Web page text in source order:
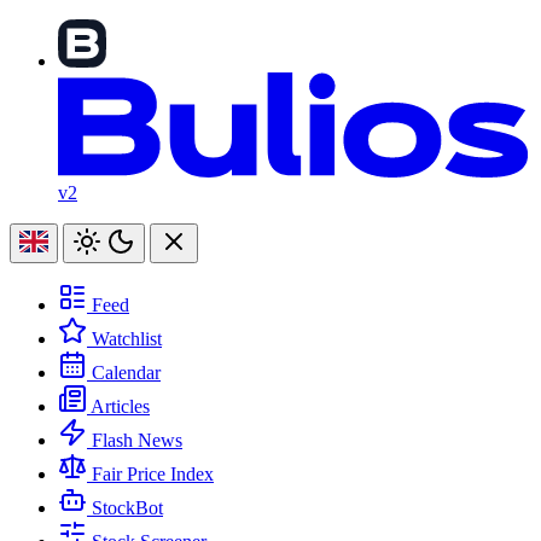
v2
Feed
Watchlist
Calendar
Articles
Flash News
Fair Price Index
StockBot